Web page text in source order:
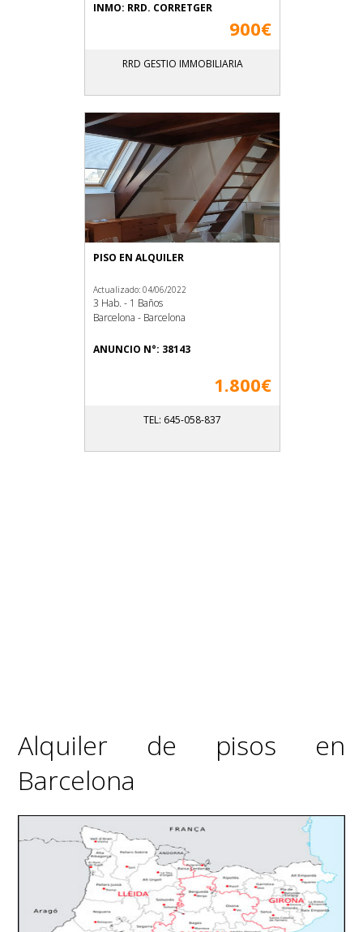
INMO: RRD. CORRETGER
900€
RRD GESTIO IMMOBILIARIA
PISO EN ALQUILER
Actualizado: 04/06/2022
3 Hab. - 1 Baños
Barcelona - Barcelona
ANUNCIO N°: 38143
1.800€
TEL: 645-058-837
Alquiler de pisos en
Barcelona